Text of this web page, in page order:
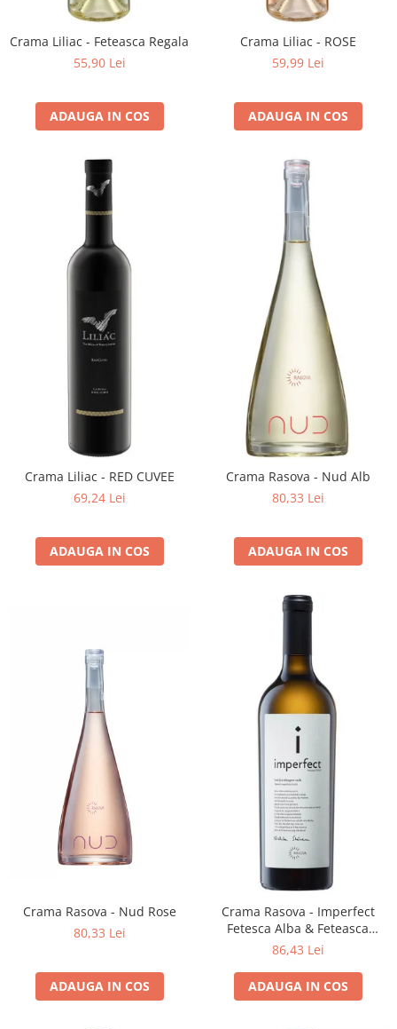
Crama Liliac - Feteasca Regala
55,90 Lei
ADAUGA IN COS
Crama Liliac - ROSE
59,99 Lei
ADAUGA IN COS
Crama Liliac - RED CUVEE
69,24 Lei
ADAUGA IN COS
Crama Rasova - Nud Alb
80,33 Lei
ADAUGA IN COS
Crama Rasova - Nud Rose
80,33 Lei
ADAUGA IN COS
Crama Rasova - Imperfect
Fetesca Alba & Feteasca
Regala
86,43 Lei
ADAUGA IN COS